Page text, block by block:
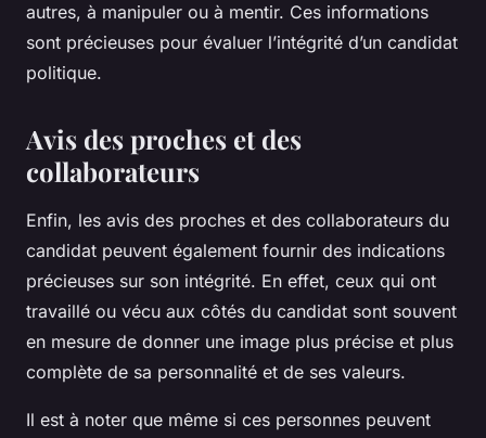
autres, à manipuler ou à mentir. Ces informations
sont précieuses pour évaluer l’intégrité d’un candidat
politique.
Avis des proches et des
collaborateurs
Enfin, les avis des proches et des collaborateurs du
candidat peuvent également fournir des indications
précieuses sur son intégrité. En effet, ceux qui ont
travaillé ou vécu aux côtés du candidat sont souvent
en mesure de donner une image plus précise et plus
complète de sa personnalité et de ses valeurs.
Il est à noter que même si ces personnes peuvent